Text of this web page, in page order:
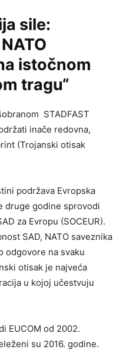
sile:
istočnom
tragu“
STADFAST
inače redovna,
(Trojanski otisak
podržava Evropska
druge godine sprovodi
za Evropu (SOCEUR).
SAD, NATO saveznika
odgovore na svaku
otisak je najveća
u kojoj učestvuju
EUCOM od 2002.
su 2016. godine.